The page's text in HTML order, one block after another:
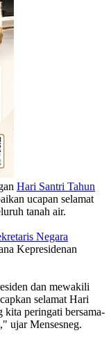
Hari Santri Tahun
ucapan selamat
tanah air.
Negara
Kepresidenan
dan mewakili
selamat Hari
kita peringati bersama-
ujar Mensesneg.